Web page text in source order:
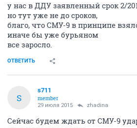
у нас в ДДУ заявленный срок 2/
но тут уже не до сроков,
благо, что СМУ-9 в принципе
иначе бы уже бурьяном
все заросло.
ОТВЕТИТЬ
S
s711
member
29 июля 2015 zhadina
Сейчас будем ждать от СМУ-9